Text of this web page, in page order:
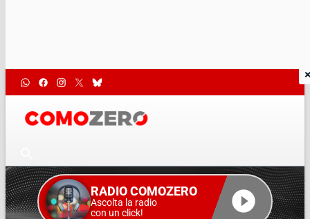
RADIO COMOZERO
Ascolta la radio
con un click!